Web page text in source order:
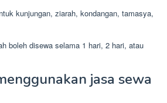
kunjungan, ziarah, kondangan, tamasya,
boleh disewa selama 1 hari, 2 hari, atau
jasa sewa